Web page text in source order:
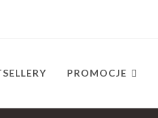
PROMOCJE